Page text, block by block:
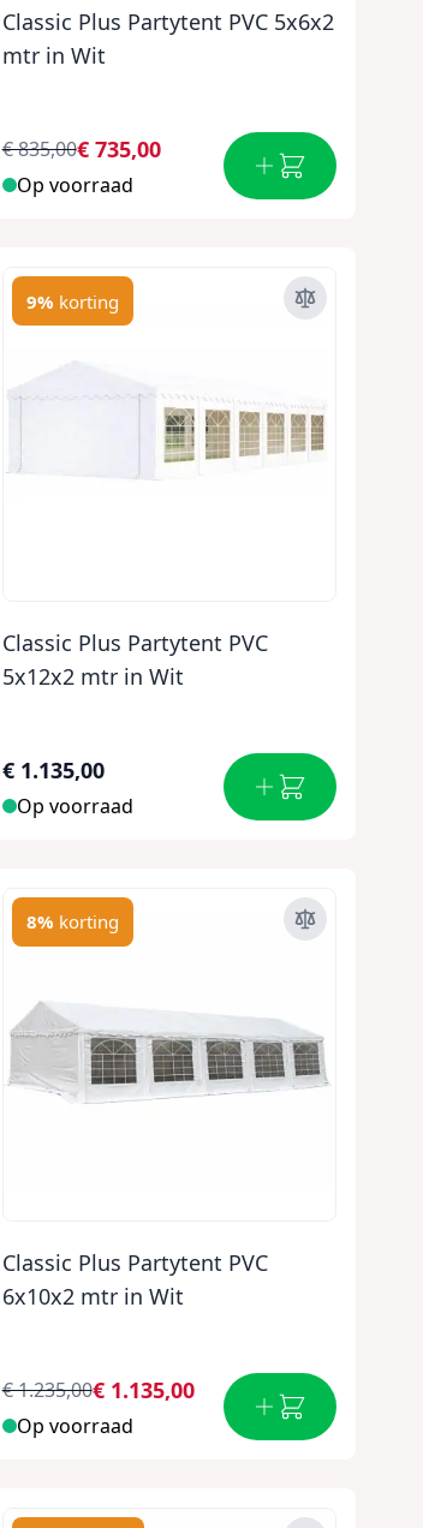
Classic Plus Partytent PVC 5x6x2
mtr in Wit
€ 735,00
€ 835,00
Op voorraad
9% korting
Classic Plus Partytent PVC
5x12x2 mtr in Wit
€ 1.135,00
Op voorraad
8% korting
Classic Plus Partytent PVC
6x10x2 mtr in Wit
€ 1.135,00
€ 1.235,00
Op voorraad